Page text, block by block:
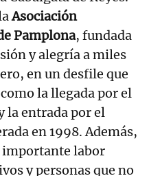
Asociación
Pamplona, fundada
y alegría a miles
en un desfile que
la llegada por el
la entrada por el
en 1998. Además,
importante labor
y personas que no